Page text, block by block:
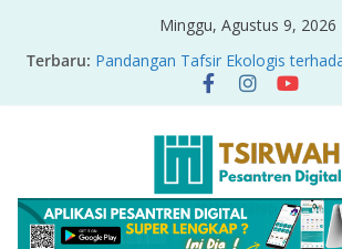
Minggu, Agustus 9, 2026
Terbaru: Pandangan Tafsir Ekologis
Nikel di Raja Ampat
PRODUK RELASI KUASA-
Sirah Nabawiyah
Oversharing dan Privasi dalam Al-
Ayat Bicara Soal Curhat di
Menyikapi Fatherless, Kisah
Cerminan